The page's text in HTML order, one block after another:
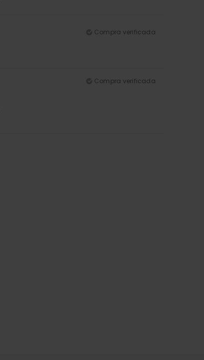
Compra verificada
Compra verificada